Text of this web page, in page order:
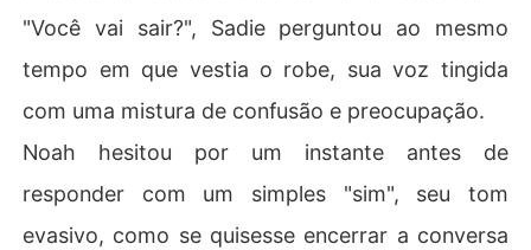
"Você vai sair?", Sadie perguntou ao mesmo
tempo em que vestia o robe, sua voz tingida
com uma mistura de confusão e preocupação.
Noah hesitou por um instante antes de
responder com um simples "sim", seu tom
evasivo, como se quisesse encerrar a conversa